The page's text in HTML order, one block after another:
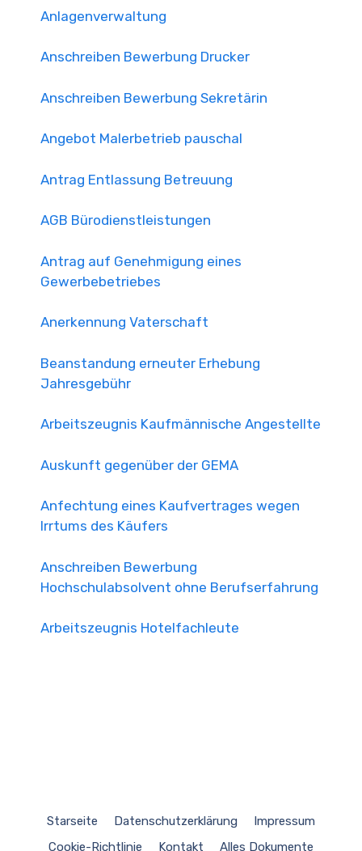
Anlagenverwaltung
Anschreiben Bewerbung Drucker
Anschreiben Bewerbung Sekretärin
Angebot Malerbetrieb pauschal
Antrag Entlassung Betreuung
AGB Bürodienstleistungen
Antrag auf Genehmigung eines
Gewerbebetriebes
Anerkennung Vaterschaft
Beanstandung erneuter Erhebung
Jahresgebühr
Arbeitszeugnis Kaufmännische Angestellte
Auskunft gegenüber der GEMA
Anfechtung eines Kaufvertrages wegen
Irrtums des Käufers
Anschreiben Bewerbung
Hochschulabsolvent ohne Berufserfahrung
Arbeitszeugnis Hotelfachleute
Starseite Datenschutzerklärung
Impressum
Cookie-Richtlinie
Kontakt Alles Dokumente